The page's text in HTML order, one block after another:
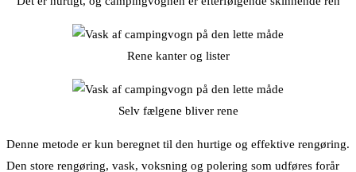
Rene kanter og lister
Selv fælgene bliver rene
Denne metode er kun beregnet til den hurtige og effektive rengøring.
Den store rengøring, vask, voksning og polering som udføres forår